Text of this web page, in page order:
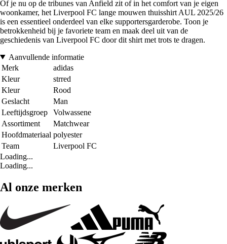
Of je nu op de tribunes van Anfield zit of in het comfort van je eigen
woonkamer, het Liverpool FC lange mouwen thuisshirt AUL 2025/26
is een essentieel onderdeel van elke supportersgarderobe. Toon je
betrokkenheid bij je favoriete team en maak deel uit van de
geschiedenis van Liverpool FC door dit shirt met trots te dragen.
Aanvullende informatie
Merk
adidas
Kleur
strred
Kleur
Rood
Geslacht
Man
Leeftijdsgroep
Volwassene
Assortiment
Matchwear
Hoofdmateriaal polyester
Team
Liverpool FC
Loading...
Loading...
Al onze merken